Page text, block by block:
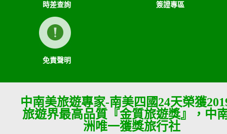
時差查詢 簽證專區
免責聲明
中南美旅遊專家-南美四國24天榮獲
旅遊界最高品質『金質旅遊獎』，中
洲唯一獲獎旅行社